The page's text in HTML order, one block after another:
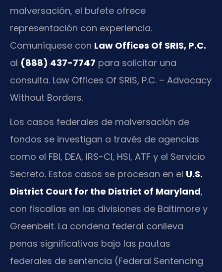
malversación, el bufete ofrece
representación con experiencia.
Comuníquese con Law Offices Of SRIS, P.C.
al (888) 437-7747 para solicitar una
consulta. Law Offices Of SRIS, P.C. – Advocacy
Without Borders.
Los casos federales de malversación de
fondos se investigan a través de agencias
como el FBI, DEA, IRS-CI, HSI, ATF y el Servicio
Secreto. Estos casos se procesan en el U.S.
District Court for the District of Maryland,
con fiscalías en las divisiones de Baltimore y
Greenbelt. La condena federal conlleva
penas significativas bajo las pautas
federales de sentencia (Federal Sentencing